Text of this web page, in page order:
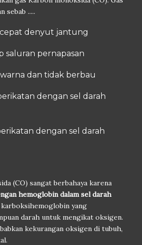
sebab .....
denyut jantung
saluran pernapasan
dan tidak berbau
dengan sel darah
dengan sel darah
(CO) sangat berbahaya karena
hemoglobin dalam sel darah
yang
darah untuk mengikat oksigen.
kekurangan oksigen di tubuh,